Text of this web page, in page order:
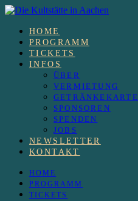
HOME
PROGRAMM
TICKETS
INFOS
ÜBER
VERMIETUNG
GETRÄNKEKARTE
SPONSOREN
SPENDEN
JOBS
NEWSLETTER
KONTAKT
HOME
PROGRAMM
TICKETS